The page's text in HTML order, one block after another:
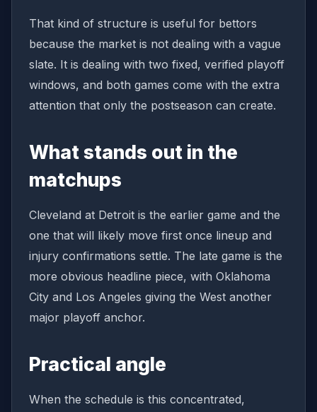
That kind of structure is useful for bettors
because the market is not dealing with a vague
slate. It is dealing with two fixed, verified playoff
windows, and both games come with the extra
attention that only the postseason can create.
What stands out in the
matchups
Cleveland at Detroit is the earlier game and the
one that will likely move first once lineup and
injury confirmations settle. The late game is the
more obvious headline piece, with Oklahoma
City and Los Angeles giving the West another
major playoff anchor.
Practical angle
When the schedule is this concentrated,